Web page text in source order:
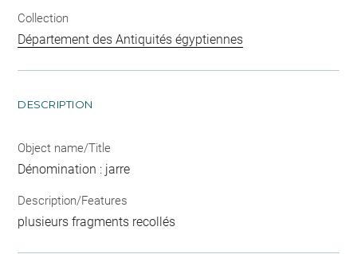
Collection
Département des Antiquités égyptiennes
DESCRIPTION
Object name/Title
Dénomination : jarre
Description/Features
plusieurs fragments recollés